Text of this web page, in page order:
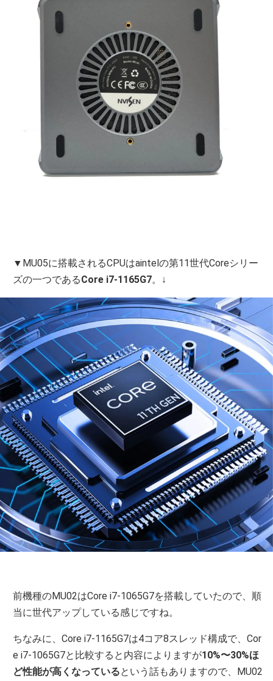
▼MU05に搭載されるCPUはaintelの第11世代Coreシリー
ズの一つであるCore i7-1165G7。↓
前機種のMU02はCore i7-1065G7を搭載していたので、順
当に世代アップしている感じですね。
ちなみに、Core i7-1165G7は4コア8スレッド構成で、Cor
e i7-1065G7と比較すると内容によりますが10%〜30%ほ
ど性能が高くなっているという話もありますので、MU02